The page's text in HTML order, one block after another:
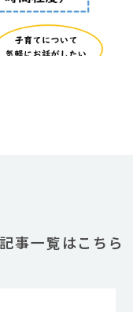
事一覧はこちら